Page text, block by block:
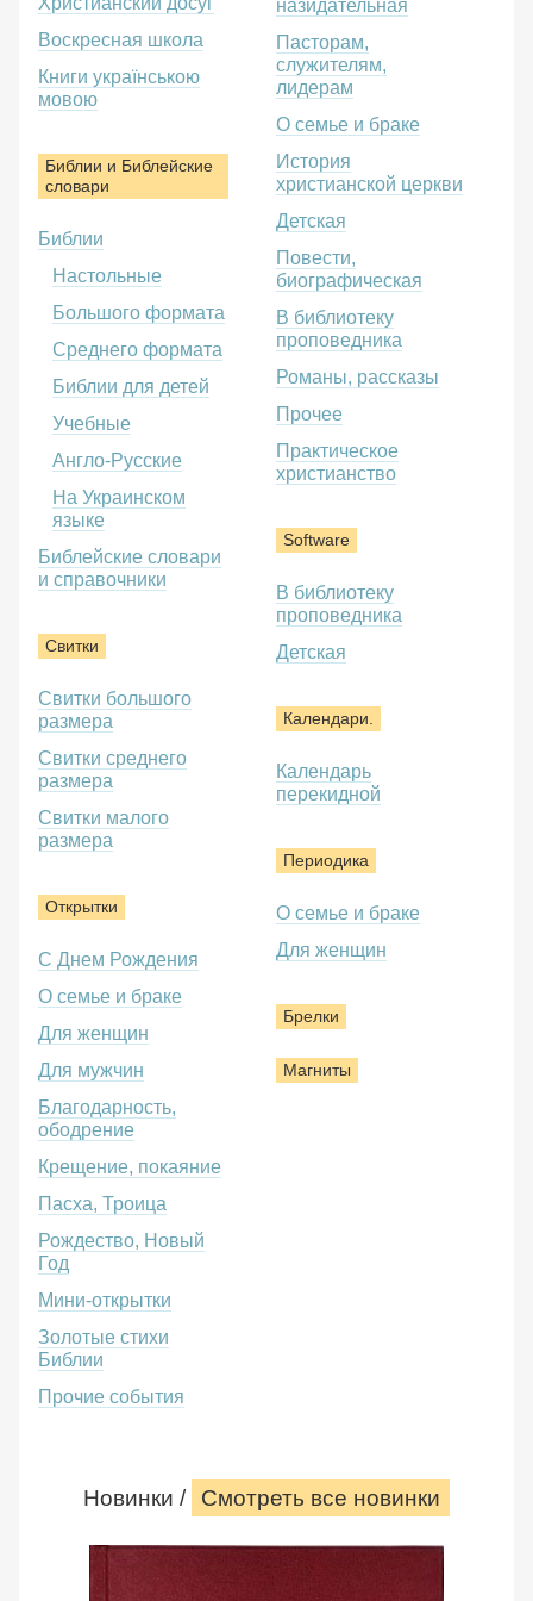
Воскресная школа
Книги українською
мовою
Библии и Библейские
словари
Библии
Настольные
Большого формата
Среднего формата
Библии для детей
Учебные
Англо-Русские
На Украинском
языке
Библейские словари
и справочники
Свитки
Свитки большого
размера
Свитки среднего
размера
Свитки малого
размера
Открытки
С Днем Рождения
О семье и браке
Для женщин
Для мужчин
Благодарность,
ободрение
Крещение, покаяние
Пасха, Троица
Рождество, Новый
Год
Мини-открытки
Золотые стихи
Библии
Прочие события
назидательная
Пасторам,
служителям,
лидерам
О семье и браке
История
христианской церкви
Детская
Повести,
биографическая
В библиотеку
проповедника
Романы, рассказы
Прочее
Практическое
христианство
Software
В библиотеку
проповедника
Детская
Календари.
Календарь
перекидной
Периодика
О семье и браке
Для женщин
Брелки
Магниты
Новинки / Смотреть все новинки